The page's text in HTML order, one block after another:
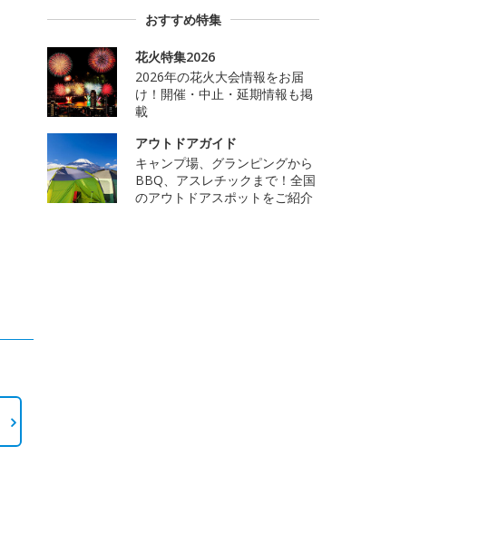
おすすめ特集
花火特集2026
2026年の花火大会情報をお届
け！開催・中止・延期情報も掲
載
アウトドアガイド
キャンプ場、グランピングから
BBQ、アスレチックまで！全国
のアウトドアスポットをご紹介